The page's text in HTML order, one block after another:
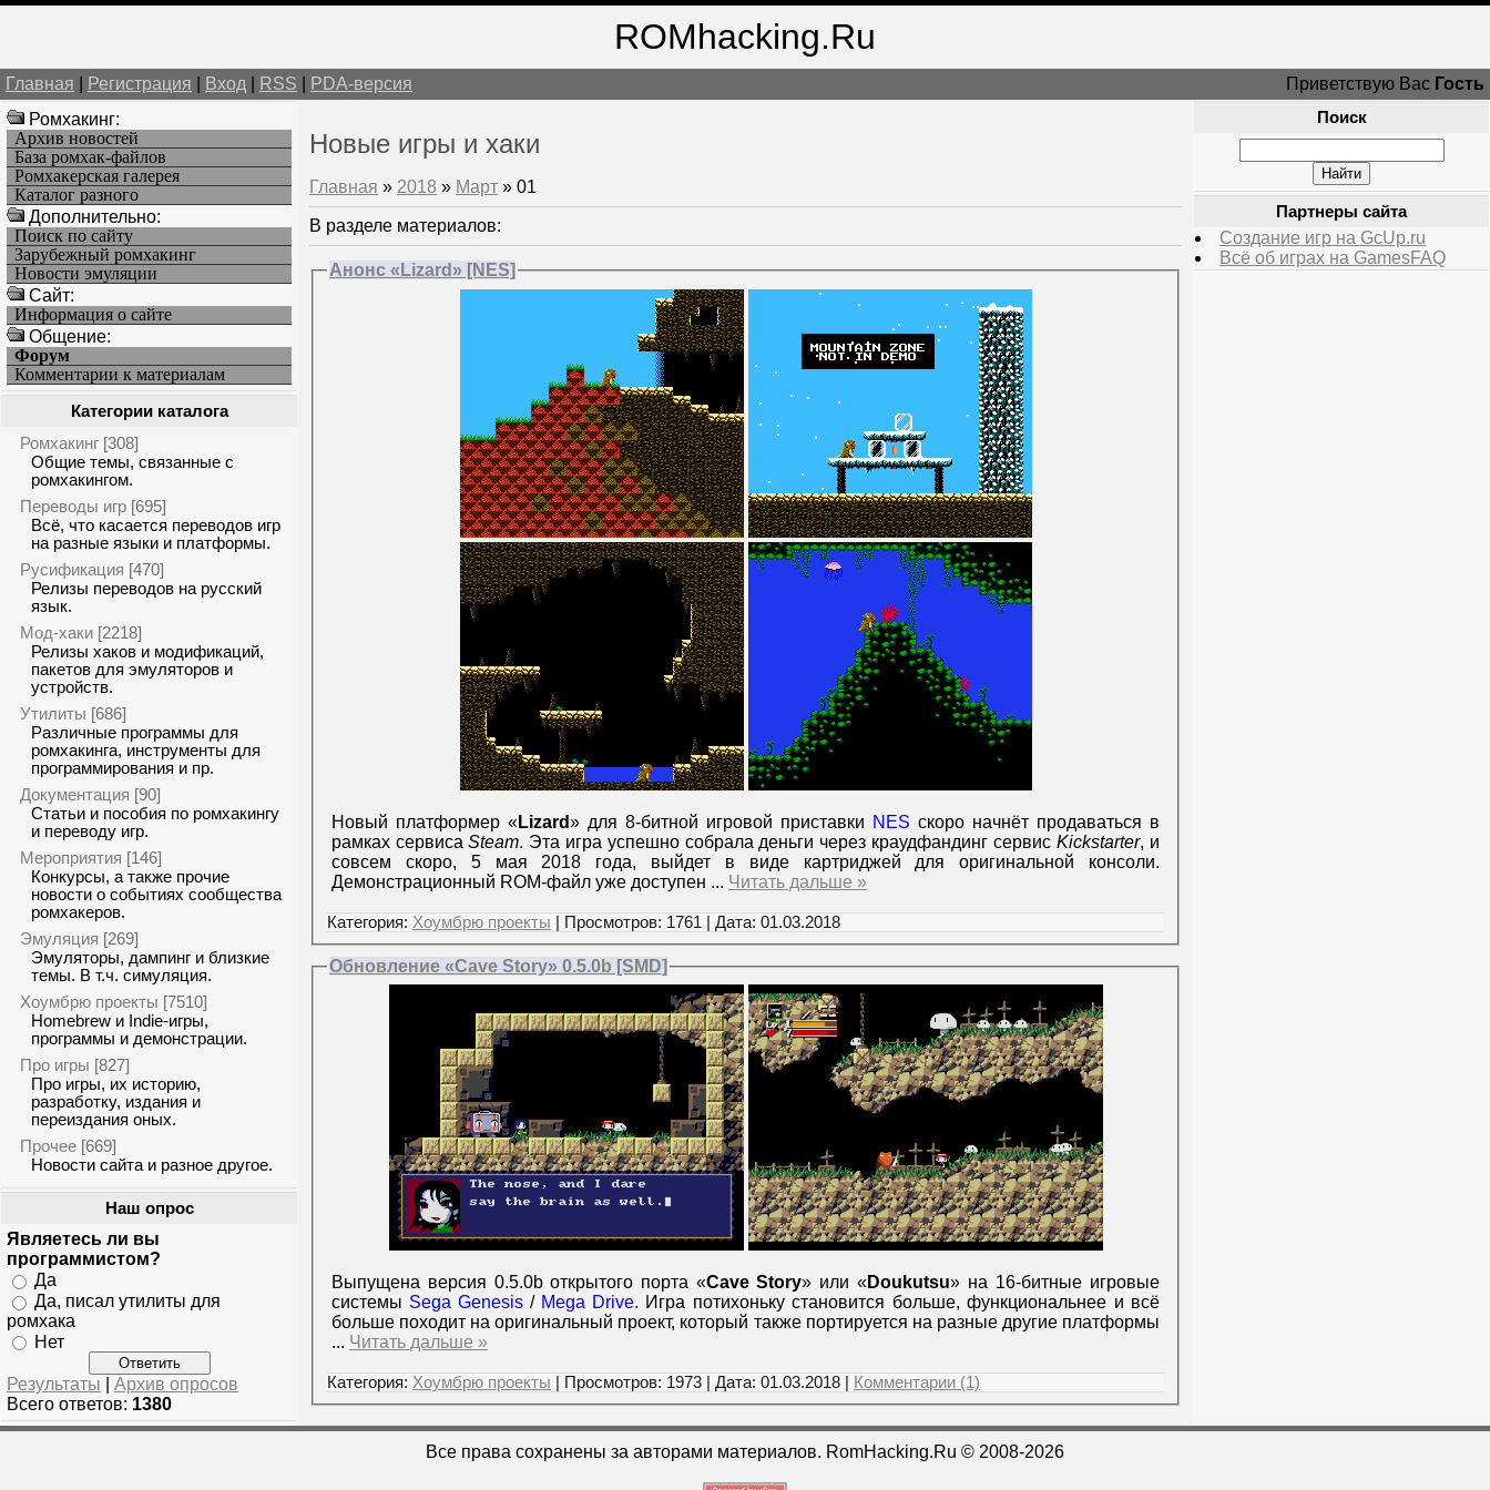
ROMhacking.Ru
Главная Регистрация Вход RSS PDA-версия Приветствую Вас Гость
Ромхакинг:
Архив новостей
База ромхак-файлов
Ромхакерская галерея
Каталог разного
Дополнительно:
Поиск по сайту
Зарубежный ромхакинг
Новости эмуляции
Cайт:
Информация о сайте
Общение:
Форум
Комментарии к материалам
Категории каталога
Ромхакинг [308]
Общие темы, связанные с
ромхакингом.
Переводы игр [695]
Всё, что касается переводов игр
на разные языки и платформы.
Русификация [470]
Релизы переводов на русский
язык.
Мод-хаки [2218]
Релизы хаков и модификаций,
пакетов для эмуляторов и
устройств.
Утилиты [686]
Различные программы для
ромхакинга, инструменты для
программирования и пр.
Документация [90]
Статьи и пособия по ромхакингу
и переводу игр.
Мероприятия [146]
Конкурсы, а также прочие
новости о событиях сообщества
ромхакеров.
Эмуляция [269]
Эмуляторы, дампинг и близкие
темы. В т.ч. симуляция.
Хоумбрю проекты [7510]
Homebrew и Indie-игры,
программы и демонстрации.
Про игры [827]
Про игры, их историю,
разработку, издания и
переиздания оных.
Прочее [669]
Новости сайта и разное другое.
Наш опрос
Являетесь ли вы
программистом?
Да
Да, писал утилиты для
ромхака
Нет
Результаты
Архив опросов
Всего ответов: 1380
Новые игры и хаки
Главная » 2018 » Март » 01
В разделе материалов:
Анонс «Lizard» [NES]
Новый платформер «Lizard» для 8-битной игровой приставки NES скоро начнёт продаваться в
рамках сервиса Steam. Эта игра успешно собрала деньги через краудфандинг сервис Kickstarter, и
совсем скоро, 5 мая 2018 года, выйдет в виде картриджей для оригинальной консоли.
Демонстрационный ROM-файл уже доступен ... Читать дальше »
Категория: Хоумбрю проекты | Просмотров: 1761 | Дата: 01.03.2018
Обновление «Cave Story» 0.5.0b [SMD]
Выпущена версия 0.5.0b открытого порта «Cave Story» или «Doukutsu» на 16-битные игровые
системы Sega Genesis / Mega Drive. Игра потихоньку становится больше, функциональнее и всё
больше походит на оригинальный проект, который также портируется на разные другие платформы
... Читать дальше »
Категория: Хоумбрю проекты | Просмотров: 1973 | Дата: 01.03.2018 Комментарии (1)
Поиск
Партнеры сайта
Создание игр на GcUp.ru
Всё об играх на GamesFAQ
Все права сохранены за авторами материалов. RomHacking.Ru © 2008-2026